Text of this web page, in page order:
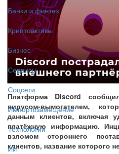
Банки и финтех
Криптоактивы
Бизнес
Сервисы
Соцсети
Импортозамещение
Технологии
ИИ
Платформа Discord
вирусом-вымогателем,
данным клиентов, включая
платёжную информацию.
взломом стороннего
клиентов, название которого